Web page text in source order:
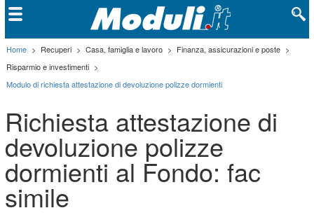
Home > Recuperi > Casa, famiglia e lavoro > Finanza, assicurazioni e poste >
Risparmio e investimenti >
Modulo di richiesta attestazione di devoluzione polizze dormienti
Richiesta attestazione di
devoluzione polizze
dormienti al Fondo: fac
simile